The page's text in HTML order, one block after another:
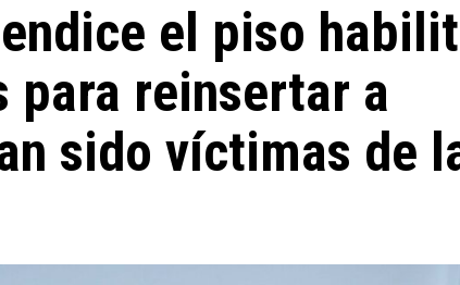
el piso
para reinsertar a
sido víctimas de